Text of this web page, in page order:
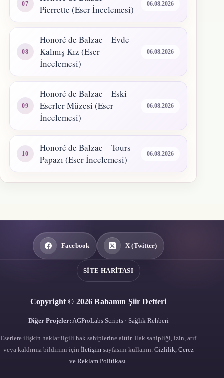
Pierrette (Eser İncelemesi)
06.08.2026
Honoré de Balzac – Evde
Kalmış Kız (Eser
İncelemesi)
06.08.2026
Honoré de Balzac – Eski
Eserler Müzesi (Eser
İncelemesi)
06.08.2026
Honoré de Balzac – Tours
Papazı (Eser İncelemesi)
06.08.2026
Facebook X (Twitter)
SITE HARITASI
Copyright © 2026 Babamın Şiir Defteri
Diğer Projeler: AGProLabs Scripts · Sağlık Rehberi
Eserlere ilişkin haklar ilgili hak sahiplerine aittir. Hak sahipliği, izin, atıf
veya kaldırma bildirimi için İletişimsayfasını kullanın. Gizlilik, Çerez
ve Reklam Politikası.